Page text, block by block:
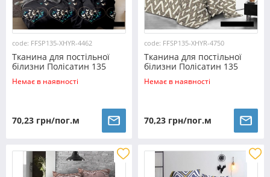
code: FFSP135-XHYR-4462
Тканина для постільної
білизни Полісатин 135
SP135-XHYR-4462 (60м)
Немає в наявності
70,23 грн/пог.м
code: FFSP135-XHYR-4750
Тканина для постільної
білизни Полісатин 135
SP135-XHYR-4750 (60м)
Немає в наявності
70,23 грн/пог.м